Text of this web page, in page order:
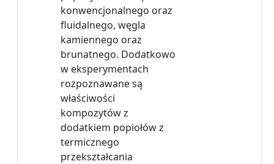
konwencjonalnego oraz
fluidalnego, węgla
kamiennego oraz
brunatnego. Dodatkowo
w eksperymentach
rozpoznawane są
właściwości
kompozytów z
dodatkiem popiołów z
termicznego
przekształcania